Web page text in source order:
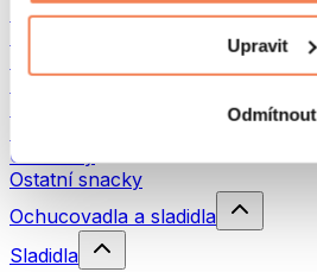
Upravit
Odmítnout
Proteinové tyčinky
Proteinové čipsy a krekry
Čokolády
Ostatní snacky
Ochucovadla a sladidla
Sladidla